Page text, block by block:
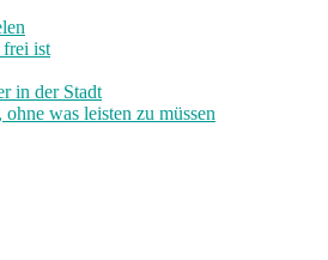
frei ist
in der Stadt
was leisten zu müssen